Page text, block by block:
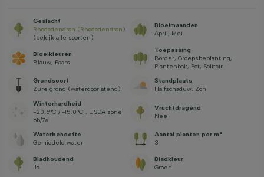
Geslacht
Rhododendron (Rhododendron)
(bekijk alle soorten)
Bloeimaanden
April, Mei
Bloeikleuren
Blauw, Paars
Toepassing
Border, Groepsbeplanting,
Plantenbak, Pot, Solitair
Grondsoort
Zure grond (waterdoorlatend)
Standplaats
Halfschaduw, Zon
Winterhardheid
-20,6°C / -15,0°C , USDA zone
6b/7a
Vruchtdragend
Nee
Waterbehoefte
Gemiddeld water
Aantal planten per m²
3
Bladhoudend
Ja
Bladkleur
Groen